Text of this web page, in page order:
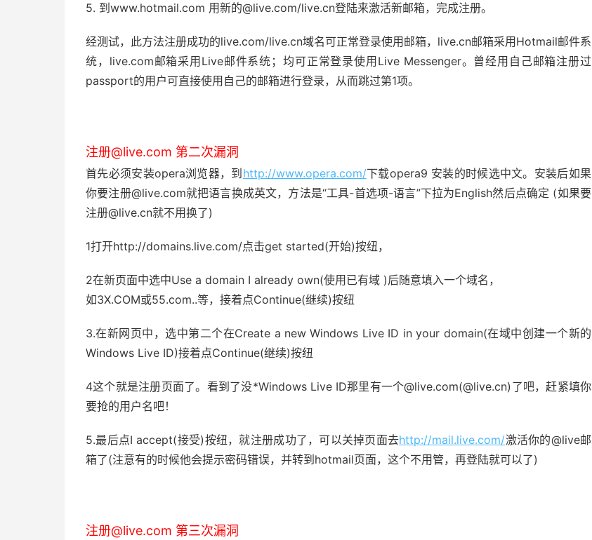
5. 到www.hotmail.com 用新的@live.com/live.cn登陆来激活新邮箱，完成注册。
经测试，此方法注册成功的live.com/live.cn域名可正常登录使用邮箱，live.cn邮箱采用Hotmail邮件系
统，live.com邮箱采用Live邮件系统；均可正常登录使用Live Messenger。曾经用自己邮箱注册过
passport的用户可直接使用自己的邮箱进行登录，从而跳过第1项。
注册@live.com 第二次漏洞
首先必须安装opera浏览器，到 http://www.opera.com/下载opera9 安装的时候选中文。安装后如果
你要注册@live.com就把语言换成英文，方法是“工具-首选项-语言”下拉为English然后点确定 (如果要
注册@live.cn就不用换了)
1打开http://domains.live.com/点击get started(开始)按纽，
2在新页面中选中Use a domain I already own(使用已有域 )后随意填入一个域名，
如3X.COM或55.com..等，接着点Continue(继续)按纽
3.在新网页中，选中第二个在Create a new Windows Live ID in your domain(在域中创建一个新的
Windows Live ID)接着点Continue(继续)按纽
4这个就是注册页面了。看到了没*Windows Live ID那里有一个@live.com(@live.cn)了吧，赶紧填你
要抢的用户名吧！
5.最后点I accept(接受)按纽，就注册成功了，可以关掉页面去http://mail.live.com/激活你的@live邮
箱了(注意有的时候他会提示密码错误，并转到hotmail页面，这个不用管，再登陆就可以了)
注册@live.com 第三次漏洞